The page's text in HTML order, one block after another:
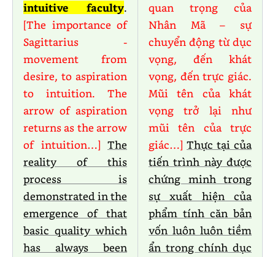
intuitive faculty.
[The importance of
Sagittarius -
movement from
desire, to aspiration
to intuition. The
arrow of aspiration
returns as the arrow
of intuition…] The
reality of this
process is
demonstrated in the
emergence of that
basic quality which
has always been
quan trọng của
Nhân Mã – sự
chuyển động từ dục
vọng, đến khát
vọng, đến trực giác.
Mũi tên của khát
vọng trở lại như
mũi tên của trực
giác…] Thực tại của
tiến trình này được
chứng minh trong
sự xuất hiện của
phẩm tính căn bản
vốn luôn luôn tiềm
ẩn trong chính dục